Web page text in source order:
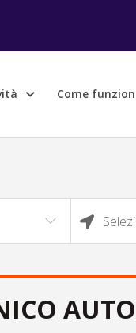
Come